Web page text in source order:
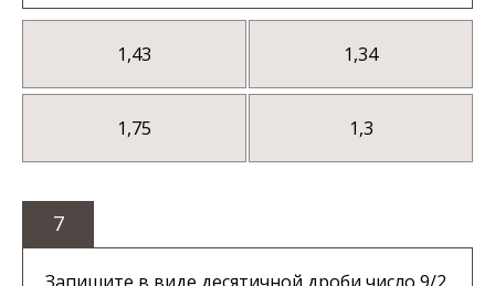
1,43 1,34
1,75 1,3
7